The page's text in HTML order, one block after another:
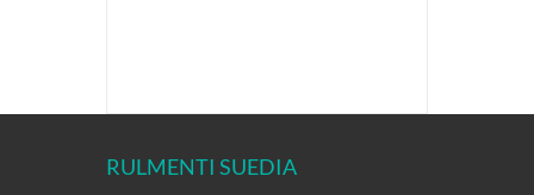
RULMENTI SUEDIA